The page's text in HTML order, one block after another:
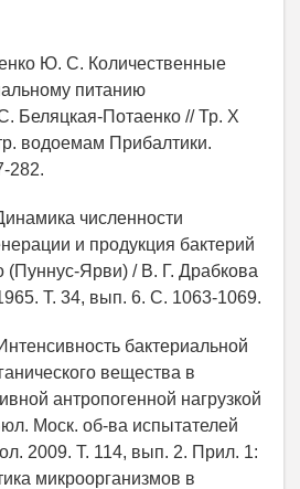
Ю. С. Количественные
питанию
Беляцкая-Потаенко // Тр. X
водоемам Прибалтики.
282.
численности
и продукция бактерий
(Пуннус-Ярви) / В. Г. Драбкова
Т. 34, вып. 6. С. 1063-1069.
бактериальной
вещества в
антропогенной нагрузкой
Моск. об-ва испытателей
2009. Т. 114, вып. 2. Прил. 1:
микроорганизмов в